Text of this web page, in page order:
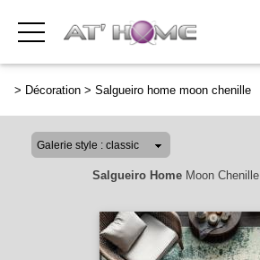
> Décoration > Salgueiro home moon chenille
Salgueiro HomeMoon Chenille